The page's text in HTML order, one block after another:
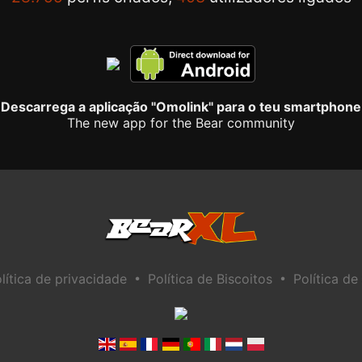
Descarrega a aplicação "Omolink" para o teu smartphone
The new app for the Bear community
de privacidade • Política de Biscoitos • Política de